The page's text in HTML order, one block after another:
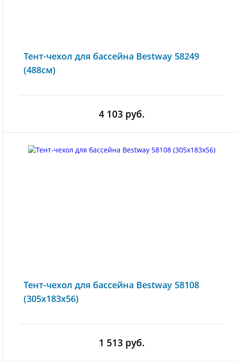
Тент-чехол для бассейна Bestway 58249
(488см)
4 103 руб.
Тент-чехол для бассейна Bestway 58108
(305x183x56)
1 513 руб.